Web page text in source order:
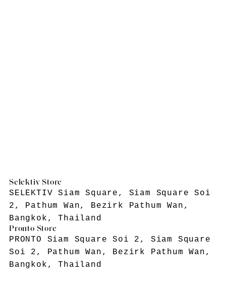
Selektiv Store
SELEKTIV Siam Square, Siam Square Soi
2, Pathum Wan, Bezirk Pathum Wan,
Bangkok, Thailand
Pronto Store
PRONTO Siam Square Soi 2, Siam Square
Soi 2, Pathum Wan, Bezirk Pathum Wan,
Bangkok, Thailand